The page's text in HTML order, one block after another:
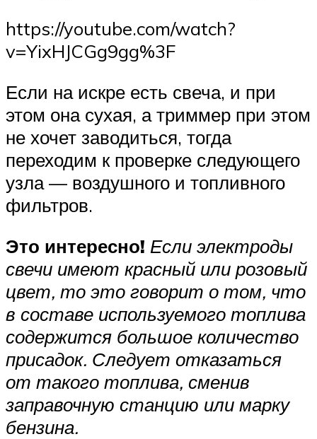
https://youtube.com/watch?
v=YixHJCGg9gg%3F
Если на искре есть свеча, и при
этом она сухая, а триммер при этом
не хочет заводиться, тогда
переходим к проверке следующего
узла — воздушного и топливного
фильтров.
Это интересно! Если электроды
свечи имеют красный или розовый
цвет, то это говорит о том, что
в составе используемого топлива
содержится большое количество
присадок. Следует отказаться
от такого топлива, сменив
заправочную станцию или марку
бензина.